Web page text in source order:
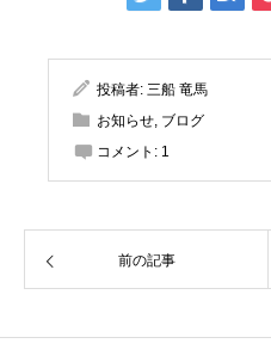
投稿者: 三船 竜馬
お知らせ, ブログ
コメント: 1
前の記事